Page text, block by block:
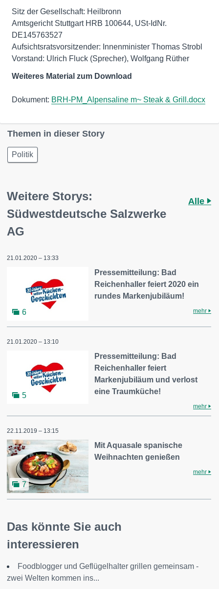
Sitz der Gesellschaft: Heilbronn
Amtsgericht Stuttgart HRB 100644, USt-IdNr.
DE145763527
Aufsichtsratsvorsitzender: Innenminister Thomas Strobl
Vorstand: Ulrich Fluck (Sprecher), Wolfgang Rüther
Weiteres Material zum Download
Dokument: BRH-PM_Alpensaline m~ Steak & Grill.docx
Themen in dieser Story
Politik
Weitere Storys:
Südwestdeutsche Salzwerke
AG
Alle
21.01.2020 – 13:33
6
Pressemitteilung: Bad
Reichenhaller feiert 2020 ein
rundes Markenjubiläum!
mehr
21.01.2020 – 13:10
5
Pressemitteilung: Bad
Reichenhaller feiert
Markenjubiläum und verlost
eine Traumküche!
mehr
22.11.2019 – 13:15
7
Mit Aquasale spanische
Weihnachten genießen
mehr
Das könnte Sie auch
interessieren
Foodblogger und Geflügelhalter grillen gemeinsam -
zwei Welten kommen ins...